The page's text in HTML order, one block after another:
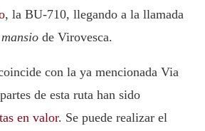
, la BU-710, llegando a la llamada
mansio de Virovesca.
con la ya mencionada Via
de esta ruta han sido
en valor. Se puede realizar el